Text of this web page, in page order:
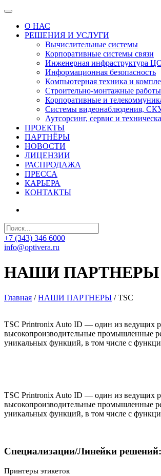
О НАС
РЕШЕНИЯ И УСЛУГИ
Вычислительные системы
Корпоративные системы связи
Инженерная инфраструктура
Информационная безопасность
Компьютерная техника и
Строительно-монтажные работы
Корпоративные и
Системы видеонаблюдения,
Аутсорсинг, сервис и
ПРОЕКТЫ
ПАРТНЁРЫ
НОВОСТИ
ЛИЦЕНЗИИ
РАСПРОДАЖА
ПРЕССА
КАРЬЕРА
КОНТАКТЫ
+7 (343) 346 6000
info@optivera.ru
НАШИ ПАРТНЕРЫ
Главная / НАШИ ПАРТНЕРЫ / TSC
TSC Printronix Auto ID — один из ведущих
высокопроизводительные промышленные
уникальных функций, в том числе с
TSC Printronix Auto ID — один из ведущих
высокопроизводительные промышленные
уникальных функций, в том числе с
Специализации/Линейки решений:
Принтеры этикеток